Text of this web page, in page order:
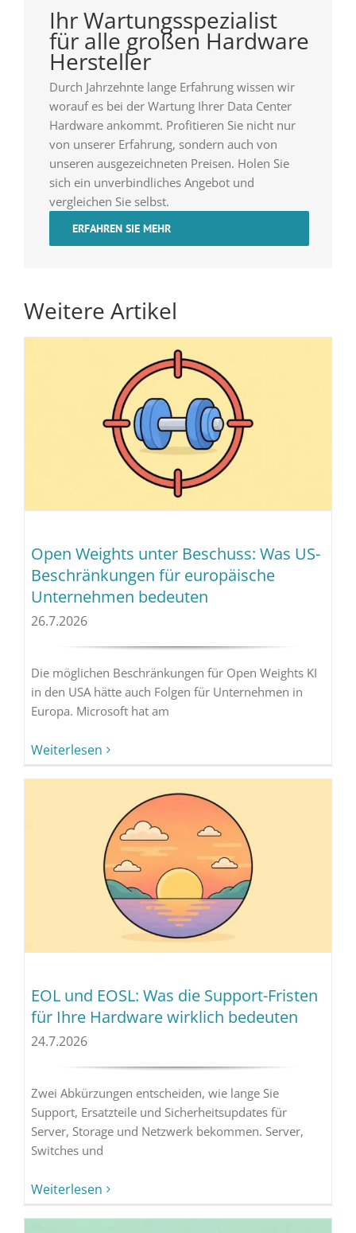
Ihr Wartungsspezialist
für alle großen Hardware
Hersteller
Durch Jahrzehnte lange Erfahrung wissen wir
worauf es bei der Wartung Ihrer Data Center
Hardware ankommt. Profitieren Sie nicht nur
von unserer Erfahrung, sondern auch von
unseren ausgezeichneten Preisen. Holen Sie
sich ein unverbindliches Angebot und
vergleichen Sie selbst.
ERFAHREN SIE MEHR
Weitere Artikel
Open Weights unter Beschuss: Was US-
Beschränkungen für europäische
Unternehmen bedeuten
26.7.2026
Die möglichen Beschränkungen für Open Weights KI
in den USA hätte auch Folgen für Unternehmen in
Europa. Microsoft hat am
Weiterlesen
EOL und EOSL: Was die Support-Fristen
für Ihre Hardware wirklich bedeuten
24.7.2026
Zwei Abkürzungen entscheiden, wie lange Sie
Support, Ersatzteile und Sicherheitsupdates für
Server, Storage und Netzwerk bekommen. Server,
Switches und
Weiterlesen